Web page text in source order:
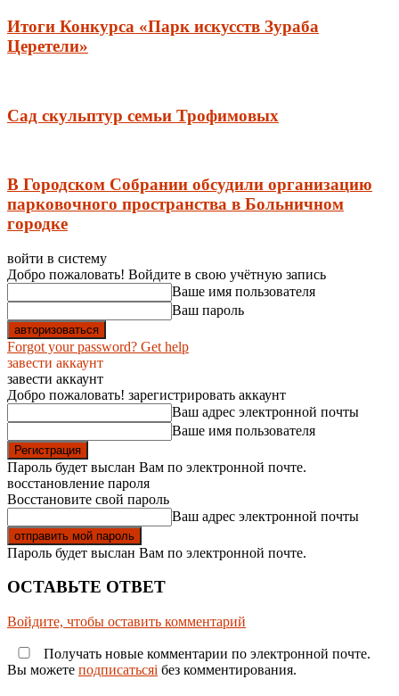
Итоги Конкурса «Парк искусств Зураба
Церетели»
Сад скульптур семьи Трофимовых
В Городском Собрании обсудили организацию
парковочного пространства в Больничном
городке
войти в систему
Добро пожаловать! Войдите в свою учётную запись
Ваше имя пользователя
Ваш пароль
Forgot your password? Get help
завести аккаунт
завести аккаунт
Добро пожаловать! зарегистрировать аккаунт
Ваш адрес электронной почты
Ваше имя пользователя
Пароль будет выслан Вам по электронной почте.
восстановление пароля
Восстановите свой пароль
Ваш адрес электронной почты
Пароль будет выслан Вам по электронной почте.
ОСТАВЬТЕ ОТВЕТ
Войдите, чтобы оставить комментарий
Получать новые комментарии по электронной почте.
Вы можете подписатьсяi без комментирования.